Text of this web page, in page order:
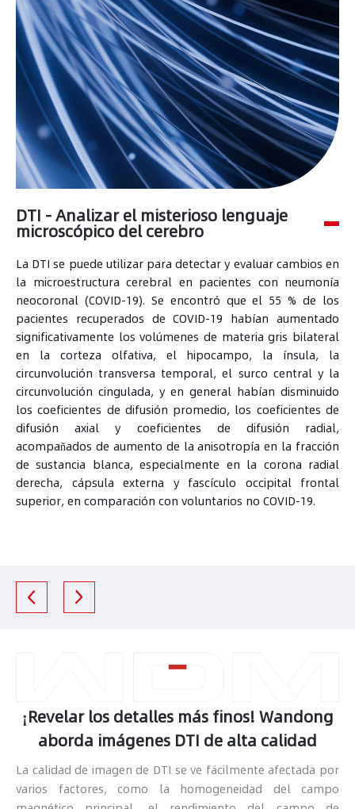
DTI - Analizar el misterioso lenguaje
microscópico del cerebro
La DTI se puede utilizar para detectar y evaluar cambios en
la microestructura cerebral en pacientes con neumonía
neocoronal (COVID-19). Se encontró que el 55 % de los
pacientes recuperados de COVID-19 habían aumentado
significativamente los volúmenes de materia gris bilateral
en la corteza olfativa, el hipocampo, la ínsula, la
circunvolución transversa temporal, el surco central y la
circunvolución cingulada, y en general habían disminuido
los coeficientes de difusión promedio, los coeficientes de
difusión axial y coeficientes de difusión radial,
acompañados de aumento de la anisotropía en la fracción
de sustancia blanca, especialmente en la corona radial
derecha, cápsula externa y fascículo occipital frontal
superior, en comparación con voluntarios no COVID-19.
¡Revelar los detalles más finos! Wandong
aborda imágenes DTI de alta calidad
La calidad de imagen de DTI se ve fácilmente afectada por
varios factores, como la homogeneidad del campo